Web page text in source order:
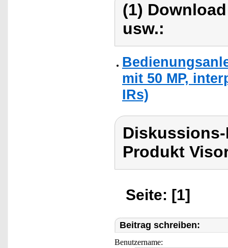
(1)
usw.:
mit 50 MP,
IRs)
Produkt
Seite: [1]
Beitrag schreiben:
Benutzername: